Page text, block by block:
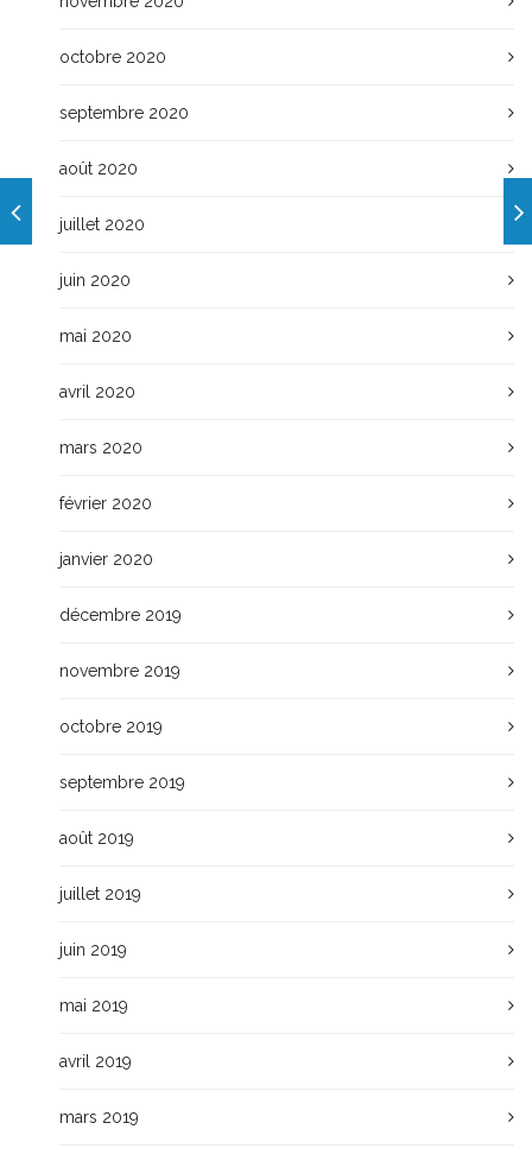
octobre 2020
septembre 2020
août 2020
juillet 2020
juin 2020
mai 2020
avril 2020
mars 2020
février 2020
janvier 2020
décembre 2019
novembre 2019
octobre 2019
septembre 2019
août 2019
juillet 2019
juin 2019
mai 2019
avril 2019
mars 2019